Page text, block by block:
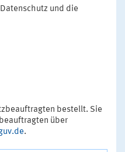
und die
bestellt. Sie
über
.